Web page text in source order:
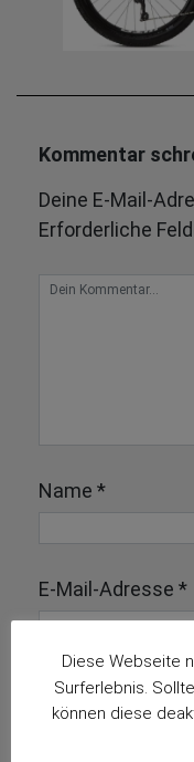
Kommentar
Deine E-Mail-
Erforderliche
Name *
E-Mail-Adresse *
Diese Webseite
Surferlebnis.
können diese